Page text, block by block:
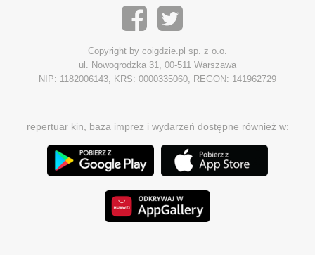
Copyright by coigdzie.pl sp. z o.o.
ul. Nowogrodzka 31, 00-511 Warszawa
NIP: 1182006143, KRS: 0000335060, REGON: 141962729
repertuar kin, baza imprez i wydarzeń dostępne również w: